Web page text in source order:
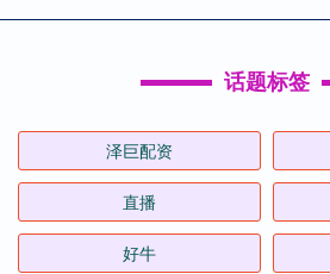
话题标签
泽巨配资
直播
好牛